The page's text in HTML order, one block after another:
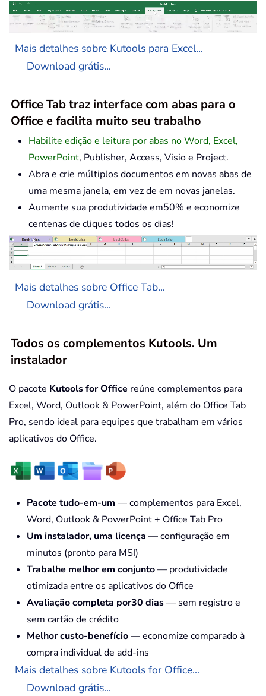
Mais detalhes sobre Kutools para Excel...
Download grátis...
Office Tab traz interface com abas para o
Office e facilita muito seu trabalho
Habilite edição e leitura por abas no Word, Excel,
PowerPoint, Publisher, Access, Visio e Project.
Abra e crie múltiplos documentos em novas abas de
uma mesma janela, em vez de em novas janelas.
Aumente sua produtividade em50% e economize
centenas de cliques todos os dias!
Mais detalhes sobre Office Tab...
Download grátis...
Todos os complementos Kutools. Um
instalador
O pacote Kutools for Office reúne complementos para
Excel, Word, Outlook & PowerPoint, além do Office Tab
Pro, sendo ideal para equipes que trabalham em vários
aplicativos do Office.
Pacote tudo-em-um — complementos para Excel,
Word, Outlook & PowerPoint + Office Tab Pro
Um instalador, uma licença — configuração em
minutos (pronto para MSI)
Trabalhe melhor em conjunto— produtividade
otimizada entre os aplicativos do Office
Avaliação completa por30 dias— sem registro e
sem cartão de crédito
Melhor custo-benefício— economize comparado à
compra individual de add-ins
Mais detalhes sobre Kutools for Office...
Download grátis...